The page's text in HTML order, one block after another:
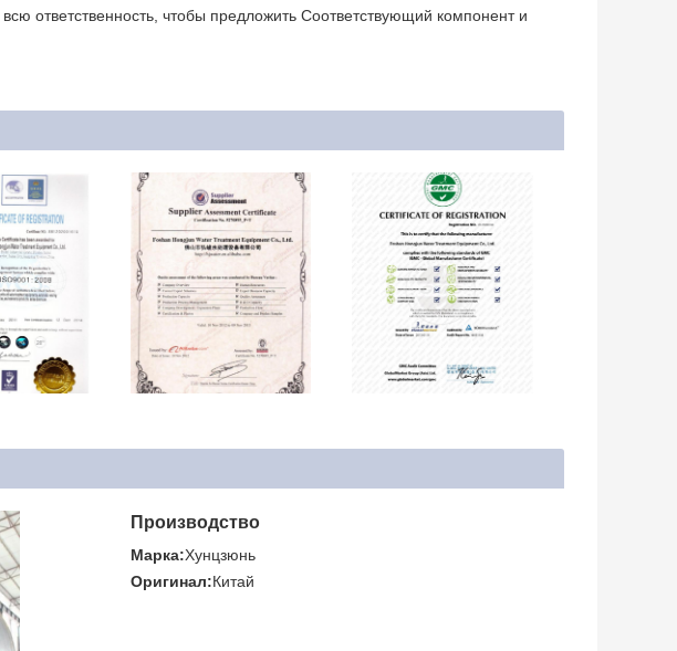
ответственность, чтобы предложить Соответствующий компонент и
Производство
Марка:Хунцзюнь
Оригинал:Китай